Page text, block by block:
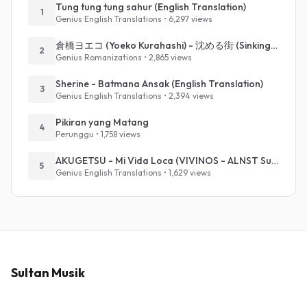
1 Tung tung tung sahur (English Translation)
Genius English Translations • 6,297 views
2 倉橋ヨエコ (Yoeko Kurahashi) - 沈める街 (Sinking Town) (Romanized)
Genius Romanizations • 2,865 views
3 Sherine - Batmana Ansak (English Translation)
Genius English Translations • 2,394 views
4 Pikiran yang Matang
Perunggu • 1,758 views
5 AKUGETSU - Mi Vida Loca (VIVINOS - ALNST Sub : Till Part.1)
Genius English Translations • 1,629 views
Sultan Musik